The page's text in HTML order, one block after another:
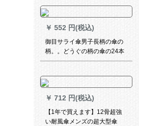
エレンウードドドドド/适身身
长155-1555 cm
￥ 552 円(税込)
御目サライ傘男子長柄の傘の
柄。。どうぐの柄の傘の24本
の傘の日本のアニメメの柄の
とじの傘立ての男性の24骨
￥ 712 円(税込)
【1年で買えます】12骨超強
い耐風傘メンズの超大型傘